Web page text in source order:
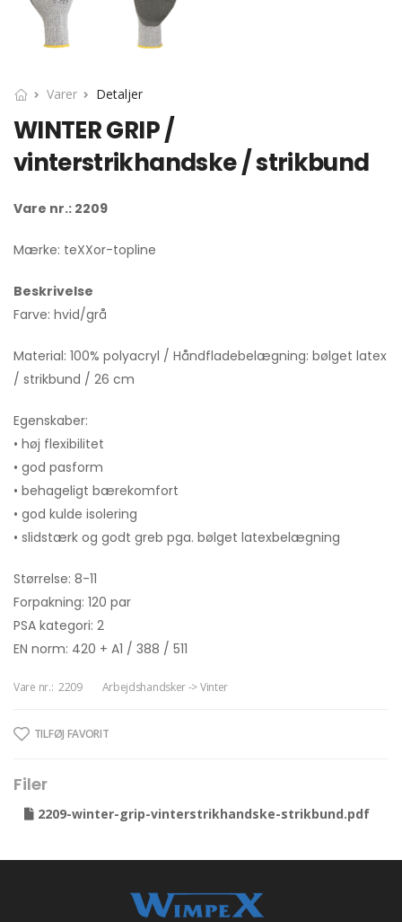
Varer Detaljer
WINTER GRIP /
vinterstrikhandske / strikbund
Vare nr.: 2209
Mærke: teXXor-topline
Beskrivelse
Farve: hvid/grå
Material: 100% polyacryl / Håndfladebelægning: bølget latex
/ strikbund / 26 cm
Egenskaber:
• høj flexibilitet
• god pasform
• behageligt bærekomfort
• god kulde isolering
• slidstærk og godt greb pga. bølget latexbelægning
Størrelse: 8-11
Forpakning: 120 par
PSA kategori: 2
EN norm: 420 + A1 / 388 / 511
Vare nr.: 2209 Arbejdshandsker -> Vinter
TILFØJ FAVORIT
Filer
2209-winter-grip-vinterstrikhandske-strikbund.pdf